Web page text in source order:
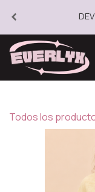
Todos los